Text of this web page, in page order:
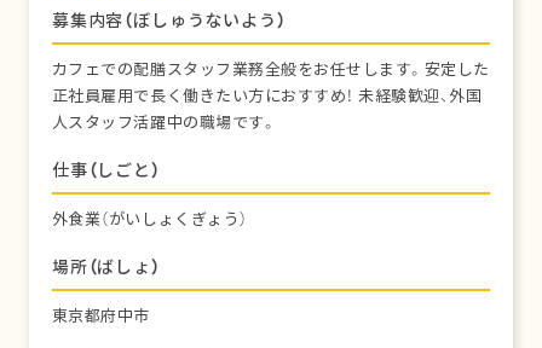
募集内容（ぼしゅうないよう）
カフェでの配膳スタッフ業務全般をお任せします。安定した
正社員雇用で長く働きたい方におすすめ！ 未経験歓迎、外国
人スタッフ活躍中の職場です。
仕事（しごと）
外食業（がいしょくぎょう）
場所（ばしょ）
東京都府中市